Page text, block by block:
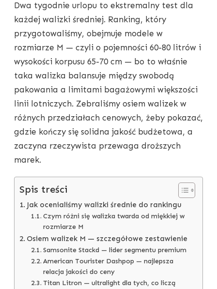
ŚREDNICH
2026
—
NA
2-
TYGODNIOWY
URLOP
Dwa tygodnie urlopu to ekstremalny test dla
każdej walizki średniej. Ranking, który
przygotowaliśmy, obejmuje modele w
rozmiarze M — czyli o pojemności 60-80 litrów i
wysokości korpusu 65-70 cm — bo to właśnie
taka walizka balansuje między swobodą
pakowania a limitami bagażowymi większości
linii lotniczych. Zebraliśmy osiem walizek w
różnych przedziałach cenowych, żeby pokazać,
gdzie kończy się solidna jakość budżetowa, a
zaczyna rzeczywista przewaga droższych
marek.
Spis treści
Jak ocenialiśmy walizki średnie do rankingu
Czym różni się walizka twarda od miękkiej w
rozmiarze M
Osiem walizek M — szczegółowe zestawienie
Samsonite Stackd — lider segmentu premium
American Tourister Dashpop — najlepsza
relacja jakości do ceny
Titan Litron — ultralight dla tych, co liczą